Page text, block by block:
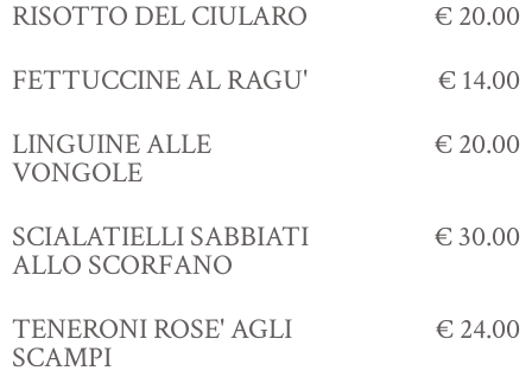
RISOTTO DEL CIULARO
€ 20.00
FETTUCCINE AL RAGU'
€ 14.00
LINGUINE ALLE
VONGOLE
€ 20.00
SCIALATIELLI SABBIATI
ALLO SCORFANO
€ 30.00
TENERONI ROSE' AGLI
SCAMPI
€ 24.00